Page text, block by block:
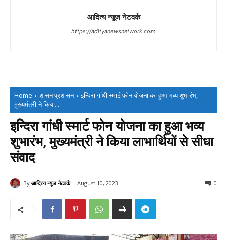
आदित्य न्यूज नेटवर्क
https://adityanewsnetwork.com